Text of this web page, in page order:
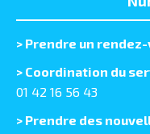
> Prendre un
> Coordination du
01 42 16 56 43
> Prendre des